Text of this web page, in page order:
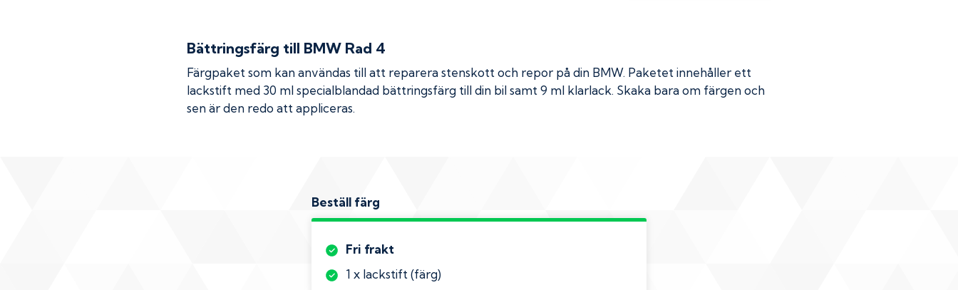
Bättringsfärg till BMW Rad 4
Färgpaket som kan användas till att reparera stenskott och repor på din BMW. Paketet innehåller ett
lackstift med 30 ml specialblandad bättringsfärg till din bil samt 9 ml klarlack. Skaka bara om färgen och
sen är den redo att appliceras.
Beställ färg
Fri frakt
1 x lackstift (färg)